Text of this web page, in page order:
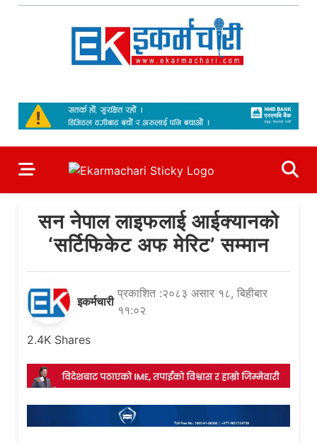
Skip
सन नेपाल लाइफलाई आईक्यानको
‘सर्टिफिकेट अफ मेरिट’ सम्मान
इकर्मचारी
प्रकाशित :२०८३ असार १८, बिहीबार
११:०२
2.4K Shares